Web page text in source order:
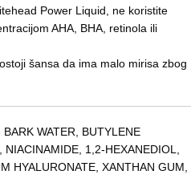
Power Liquid, ne koristite
AHA, BHA, retinola ili
šansa da ima malo mirisa zbog
WATER, BUTYLENE
1,2-HEXANEDIOL,
HYALURONATE, XANTHAN GUM,